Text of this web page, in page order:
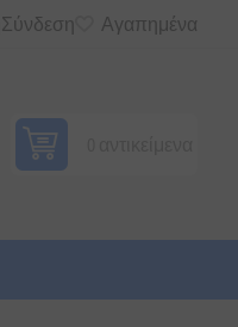
Σύνδεση Αγαπημένα